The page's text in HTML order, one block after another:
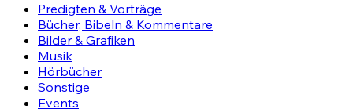
Predigten & Vorträge
Bücher, Bibeln & Kommentare
Bilder & Grafiken
Musik
Hörbücher
Sonstige
Events